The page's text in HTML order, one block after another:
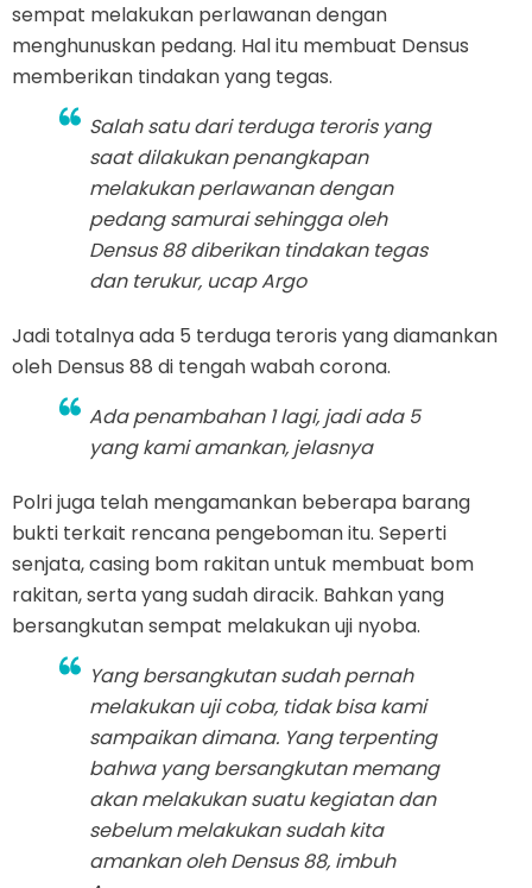
sempat melakukan perlawanan dengan
menghunuskan pedang. Hal itu membuat Densus
memberikan tindakan yang tegas.
Salah satu dari terduga teroris yang
saat dilakukan penangkapan
melakukan perlawanan dengan
pedang samurai sehingga oleh
Densus 88 diberikan tindakan tegas
dan terukur, ucap Argo
Jadi totalnya ada 5 terduga teroris yang diamankan
oleh Densus 88 di tengah wabah corona.
Ada penambahan 1 lagi, jadi ada 5
yang kami amankan, jelasnya
Polri juga telah mengamankan beberapa barang
bukti terkait rencana pengeboman itu. Seperti
senjata, casing bom rakitan untuk membuat bom
rakitan, serta yang sudah diracik. Bahkan yang
bersangkutan sempat melakukan uji nyoba.
Yang bersangkutan sudah pernah
melakukan uji coba, tidak bisa kami
sampaikan dimana. Yang terpenting
bahwa yang bersangkutan memang
akan melakukan suatu kegiatan dan
sebelum melakukan sudah kita
amankan oleh Densus 88, imbuh